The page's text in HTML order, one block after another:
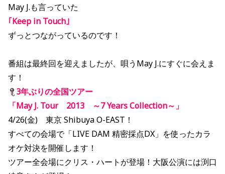
May J.も言っていた
｢Keep in Touch｣
ずっとつながっているのです！
番組は最終回を迎えましたが、唄うMay J.にすぐに会えま
す！
3年ぶりの全国ツアー
「May J. Tour 2013 ～7 Years Collection～」
4/26(金) 東京 Shibuya O-EAST！
すべての会場で「LIVE DAM 精密採点DX」を使ったカラ
オケ対決を開催します！
ツアー全会場にクリス・ハートが登場！大阪公演には渕口